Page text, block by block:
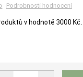
Podrobnosti hodnocení
v hodnotě 3000 Kč.